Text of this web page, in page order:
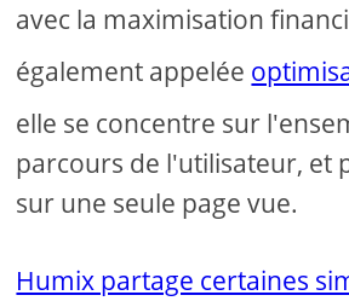
avec la maximisation
également appelée
elle se concentre sur
parcours de l'utilisateur, et
sur une seule page vue.
Humix partage certaines